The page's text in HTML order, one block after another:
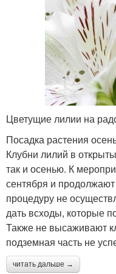
Цветущие лилии на
Посадка растения
Клубни лилий в
так и осенью. К
сентября и
процедуру не
дать всходы, которые
Также не высаживают
подземная часть не
читать дальше →